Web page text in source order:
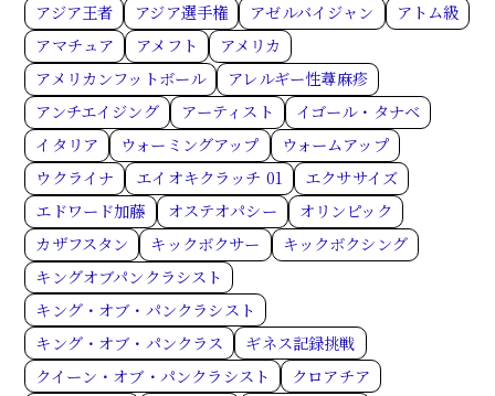
アジア王者
アジア選手権 アゼルバイジャン
アトム級
アマチュア
アメフト
アメリカ
アメリカンフットボール
アレルギー性蕁麻疹
アンチエイジング
アーティスト
イゴール・タナベ
イタリア
ウォーミングアップ
ウォームアップ
ウクライナ
エイオキクラッチ 01
エクササイズ
エドワード加藤
オステオパシー
オリンピック
カザフスタン
キックボクサー
キックボクシング
キングオブパンクラシスト
キング・オブ・パンクラシスト
キング・オブ・パンクラス
ギネス記録挑戦
クイーン・オブ・パンクラシスト
クロアチア